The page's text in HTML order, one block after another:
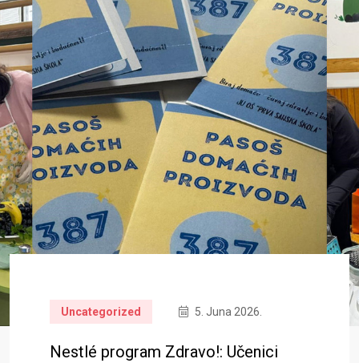
Uncategorized 5. Juna 2026.
Nestlé program Zdravo!: Učenici